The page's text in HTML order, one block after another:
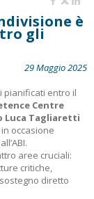
è
gli
29 Maggio 2025
pianificati entro il
Centre
Luca Tagliaretti
occasione
aree cruciali:
critiche,
diretto